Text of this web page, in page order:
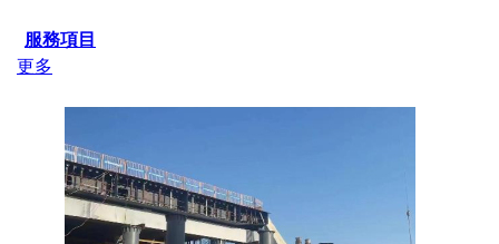
服務項目
更多